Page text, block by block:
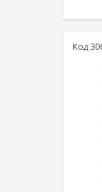
Код